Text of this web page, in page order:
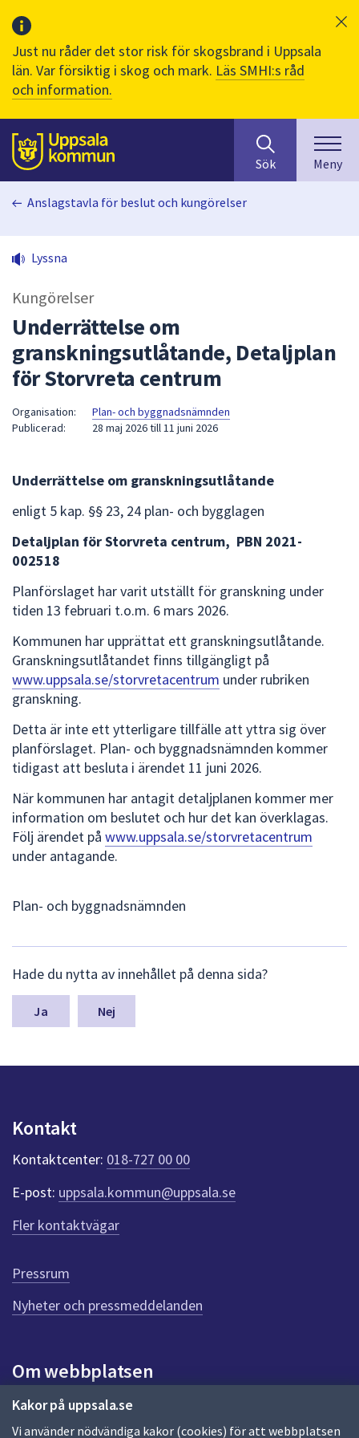
Just nu råder det stor risk för skogsbrand i Uppsala
län. Var försiktig i skog och mark. Läs SMHI:s råd
och information.
Till sidans
huvudinnehåll
efter
innehåll
på
webbplatsen.
sökförslag
piltangenterna
att
mellan
och
att
välja
något
dem.
Sök Meny
Kakor på uppsala.se
Vi använder nödvändiga kakor (cookies) för att webbplatsen
Anslagstavla för beslut och kungörelser
Lyssna
Kungörelser
Underrättelse om
granskningsutlåtande, Detaljplan
för Storvreta centrum
Organisation:
Plan- och byggnadsnämnden
Publicerad:
28 maj 2026till11 juni 2026
Underrättelse om granskningsutlåtande
enligt 5 kap. §§ 23, 24 plan- och bygglagen
Detaljplan för Storvreta centrum, PBN 2021-
002518
Planförslaget har varit utställt för granskning under
tiden 13 februari t.o.m. 6 mars 2026.
Kommunen har upprättat ett granskningsutlåtande.
Granskningsutlåtandet finns tillgängligt på
www.uppsala.se/storvretacentrum under rubriken
granskning.
Detta är inte ett ytterligare tillfälle att yttra sig över
planförslaget. Plan- och byggnadsnämnden kommer
tidigast att besluta i ärendet 11 juni 2026.
När kommunen har antagit detaljplanen kommer mer
information om beslutet och hur det kan överklagas.
Följ ärendet på www.uppsala.se/storvretacentrum
under antagande.
Plan- och byggnadsnämnden
ä
m
a
y
n
t
r
ö
e
n
n
i
d
a
Hade du nytta av innehållet på denna sida?
Nej
Kontakt
Kontaktcenter: 018-727 00 00
E-post: uppsala.kommun@uppsala.se
Fler kontaktvägar
Pressrum
Nyheter och pressmeddelanden
Om webbplatsen
Om webbplatsen
Allmänna handlingar och diarium